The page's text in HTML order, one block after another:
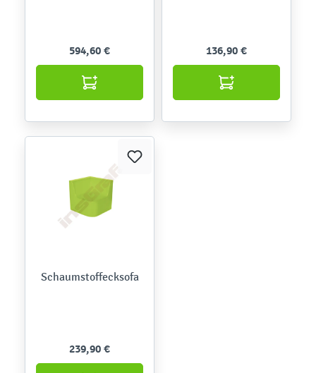
594,60 € 136,90 €
Schaumstoffecksofa
239,90 €